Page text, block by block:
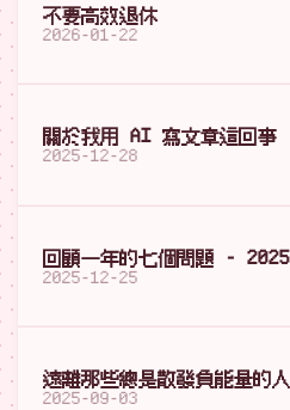
不要高效退休
2026-01-22
關於我用 AI 寫文章這回事
2025-12-28
回顧一年的七個問題 - 2025
2025-12-25
遠離那些總是散發負能量的人
2025-09-03